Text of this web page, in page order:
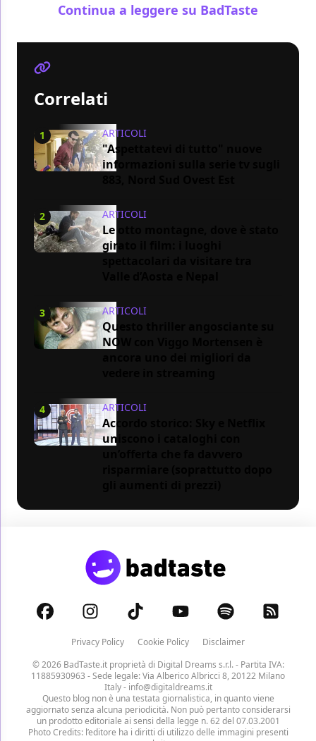
Continua a leggere su BadTaste
Correlati
1 ARTICOLI
"Aspettatevi di tutto" nuove
informazioni sulla serie tv sugli
2 ARTICOLI
Le otto montagne, dove è stato
girato il film: i luoghi
3 ARTICOLI
Questo thriller angosciante su
NOW con Viggo Mortensen è
4 ARTICOLI
Accordo storico: Sky e Netflix
uniscono i cataloghi con
Privacy Policy Cookie Policy
Disclaimer
© 2026 BadTaste.it proprietà di Digital Dreams s.r.l.- Partita IVA:
11885930963 - Sede legale: Via Alberico Albricci 8, 20122 Milano
Italy - info@digitaldreams.it
Questo blog non è una testata giornalistica, in quanto viene
aggiornato senza alcuna periodicità. Non può pertanto considerarsi
un prodotto editoriale ai sensi della legge n. 62 del 07.03.2001
Photo Credits: l’editore ha i diritti di utilizzo delle immagini presenti